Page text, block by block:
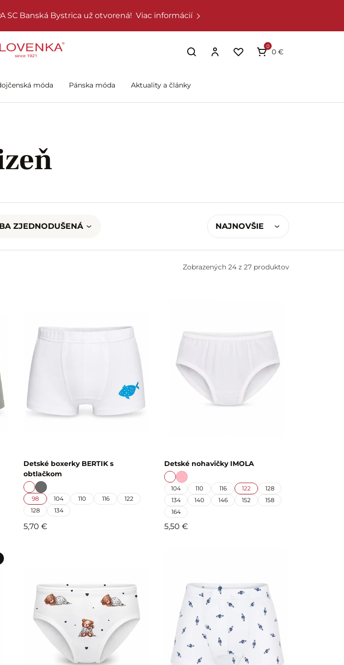
SC Banská Bystrica už otvorená! Viac informácií
0
0 €
móda Pánska móda Aktuality a články
ZJEDNODUŠENÁ NAJNOVŠIE
Zobrazených 24 z 27 produktov
Detské boxerky BERTIK s
obtlačkom
98 104 110 116
122
128
134
5,70 €
Detské nohavičky IMOLA
104 110 116 122
128
134
140 146 152
158
164
5,50 €